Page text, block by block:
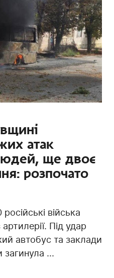
атак
ще двоє
розпочато
війська
Під удар
автобус та заклади
загинула ...